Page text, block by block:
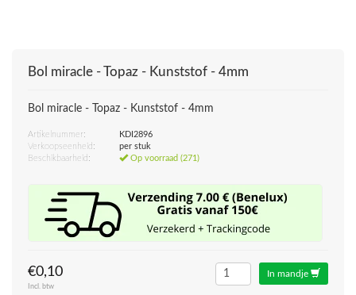
Bol miracle - Topaz - Kunststof - 4mm
Bol miracle - Topaz - Kunststof - 4mm
Artikelnummer:
KDI2896
Verkoopseenheid:
per stuk
Beschikbaarheid:
Op voorraad (271)
€0,10
Incl. btw
In mandje